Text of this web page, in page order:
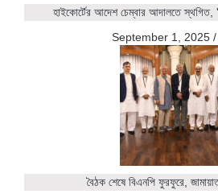
হাইকোর্টের আদেশ চেম্বার আদালতে স্থগিত,
September 1, 2025 /
বৈঠক শেষে বিএনপি ফুরফুরে,